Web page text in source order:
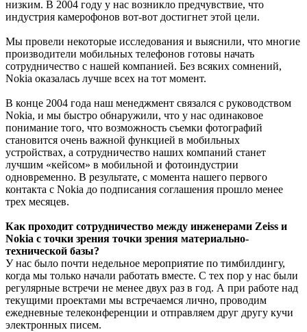
низким. В 2004 году у нас возникло предчувствие, что
индустрия камерофонов вот-вот достигнет этой цели.
Мы провели некоторые исследования и выяснили, что многие
производители мобильных телефонов готовы начать
сотрудничество с нашей компанией. Без всяких сомнений,
Nokia оказалась лучше всех на тот момент.
В конце 2004 года наш менеджмент связался с руководством
Nokia, и мы быстро обнаружили, что у нас одинаковое
понимание того, что возможность съемки фотографий
становится очень важной функцией в мобильных
устройствах, а сотрудничество наших компаний станет
лучшим «кейсом» в мобильной и фотоиндустрии
одновременно. В результате, с момента нашего первого
контакта с Nokia до подписания соглашения прошло менее
трех месяцев.
Как проходит сотрудничество между инженерами Zeiss и
Nokia с точки зрения точки зрения материально-
технической базы?
У нас было почти недельное мероприятие по тимбилдингу,
когда мы только начали работать вместе. С тех пор у нас были
регулярные встречи не менее двух раз в год. А при работе над
текущими проектами мы встречаемся лично, проводим
ежедневные телеконференции и отправляем друг другу кучи
электронных писем.